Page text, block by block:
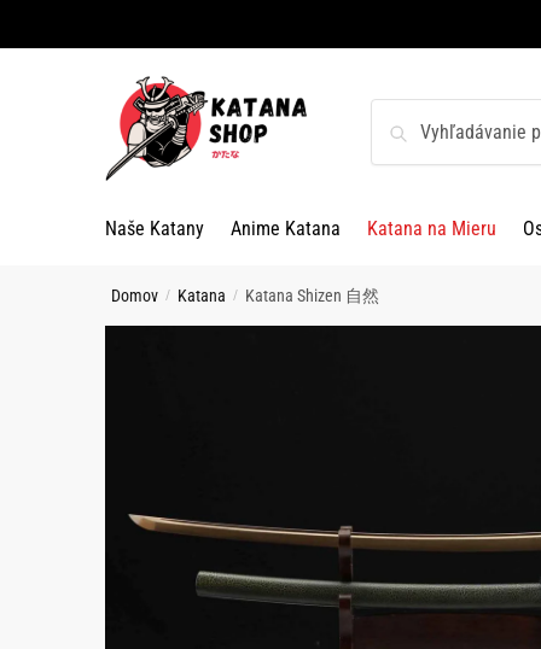
to
to
Naše Katany Anime Katana Katana na Mieru
Domov / Katana / Katana Shizen 自然